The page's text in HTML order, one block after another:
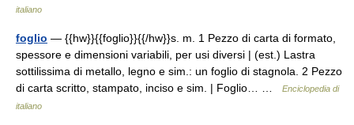
italiano
foglio — {{hw}}{{foglio}}{{/hw}}s. m. 1 Pezzo di carta di formato,
spessore e dimensioni variabili, per usi diversi | (est.) Lastra
sottilissima di metallo, legno e sim.: un foglio di stagnola. 2 Pezzo
di carta scritto, stampato, inciso e sim. | Foglio… …
Enciclopedia di
italiano